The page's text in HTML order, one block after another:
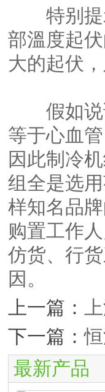
特别提示
部溫度起
大的起伏
假如说试
等于心血
因此制冷
组全是选
样知名品
购置工作
仿货、行
因。
上一篇：
下一篇：
最新产品